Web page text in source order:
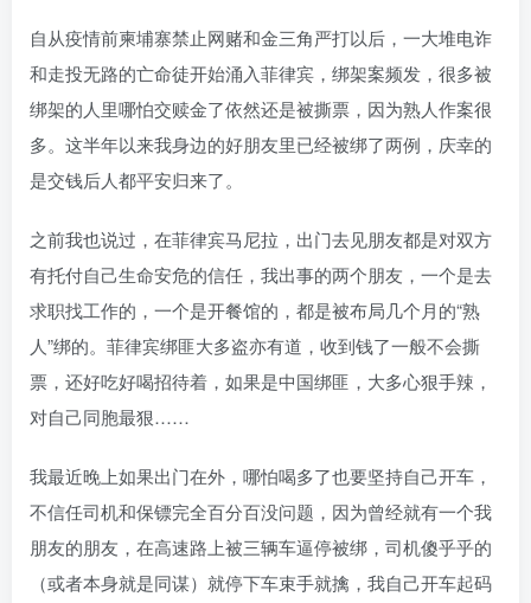
自从疫情前柬埔寨禁止网赌和金三角严打以后，一大堆电诈
和走投无路的亡命徒开始涌入菲律宾，绑架案频发，很多被
绑架的人里哪怕交赎金了依然还是被撕票，因为熟人作案很
多。这半年以来我身边的好朋友里已经被绑了两例，庆幸的
是交钱后人都平安归来了。
之前我也说过，在菲律宾马尼拉，出门去见朋友都是对双方
有托付自己生命安危的信任，我出事的两个朋友，一个是去
求职找工作的，一个是开餐馆的，都是被布局几个月的“熟
人”绑的。菲律宾绑匪大多盗亦有道，收到钱了一般不会撕
票，还好吃好喝招待着，如果是中国绑匪，大多心狠手辣，
对自己同胞最狠……
我最近晚上如果出门在外，哪怕喝多了也要坚持自己开车，
不信任司机和保镖完全百分百没问题，因为曾经就有一个我
朋友的朋友，在高速路上被三辆车逼停被绑，司机傻乎乎的
（或者本身就是同谋）就停下车束手就擒，我自己开车起码